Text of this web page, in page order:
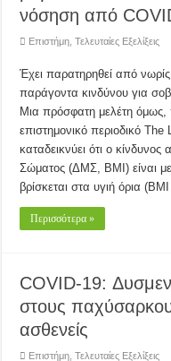
νόσηση από
Επιστήμη ,Τελευταίες Εξελίξεις
Έχει παρατηρηθεί από
παράγοντα κινδύνου για
Μια πρόσφατη μελέτη όμως,
επιστημονικό περιοδικό
καταδεικνύει ότι ο
Σώματος (ΔΜΣ, BMI) είναι
βρίσκεται στα υγιή όρια
Περισσότερα »
COVID-19:
στους
ασθενείς
Επιστήμη ,Τελευταίες Εξελίξεις